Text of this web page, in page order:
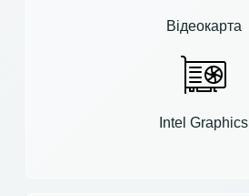
Відеокарта
Intel Graphics